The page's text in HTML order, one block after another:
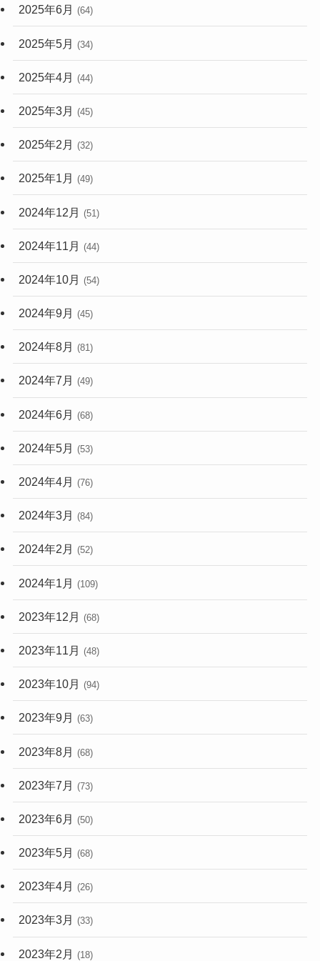
2025年6月 (64)
2025年5月 (34)
2025年4月 (44)
2025年3月 (45)
2025年2月 (32)
2025年1月 (49)
2024年12月 (51)
2024年11月 (44)
2024年10月 (54)
2024年9月 (45)
2024年8月 (81)
2024年7月 (49)
2024年6月 (68)
2024年5月 (53)
2024年4月 (76)
2024年3月 (84)
2024年2月 (52)
2024年1月 (109)
2023年12月 (68)
2023年11月 (48)
2023年10月 (94)
2023年9月 (63)
2023年8月 (68)
2023年7月 (73)
2023年6月 (50)
2023年5月 (68)
2023年4月 (26)
2023年3月 (33)
2023年2月 (18)